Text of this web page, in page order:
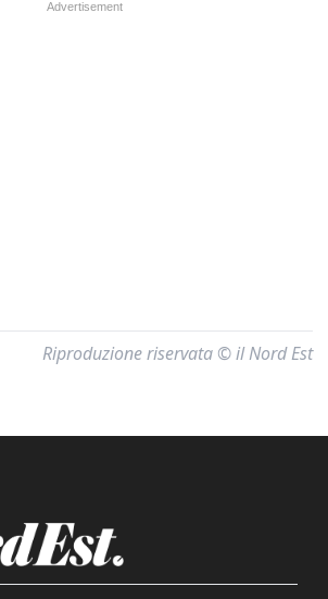
Riproduzione riservata © il Nord Est